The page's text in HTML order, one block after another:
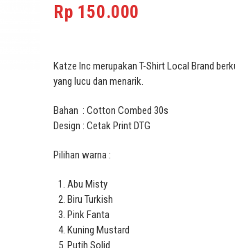
Rp 150.000
Katze Inc merupakan T-Shirt Local Brand
yang lucu dan menarik.
Bahan : Cotton Combed 30s
Design : Cetak Print DTG
Pilihan warna :
Abu Misty
Biru Turkish
Pink Fanta
Kuning Mustard
Putih Solid